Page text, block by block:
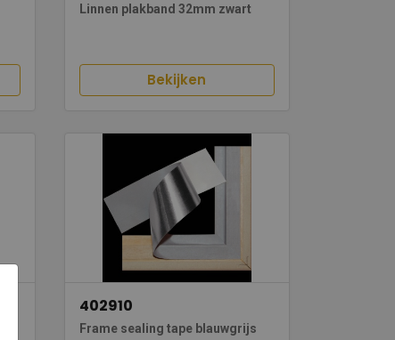
Linnen plakband 32mm zwart
Bekijken
402910
Frame sealing tape blauwgrijs